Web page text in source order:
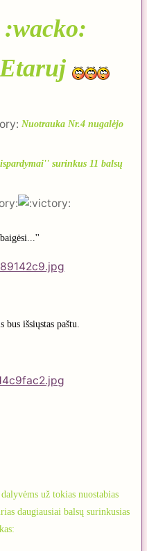
Nuotrauka Nr.4 nugalėjo
surinkus 11 balsų
išsiųstas paštu.
už tokias nuostabias
daugiausiai balsų surinkusias